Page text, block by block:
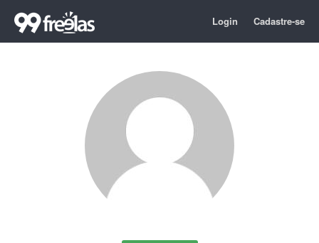
Login Cadastre-se